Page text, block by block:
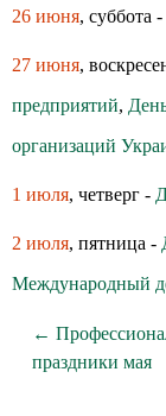
26 июня, суббота -
27 июня,
предприятий,
организаций
1 июля, четверг -
2 июля, пятница -
Международный
←
праздники мая